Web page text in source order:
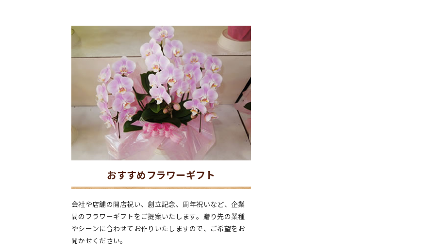
おすすめフラワーギフト
会社や店舗の開店祝い、創立記念、周年祝いなど、企業
間のフラワーギフトをご提案いたします。贈り先の業種
やシーンに合わせてお作りいたしますので、ご希望をお
聞かせください。